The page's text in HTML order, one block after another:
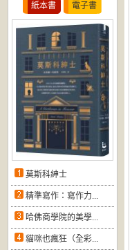
紙本書 電子書
莫斯科紳士
精準寫作：寫作力...
哈佛商學院的美學...
貓咪也瘋狂（全彩...